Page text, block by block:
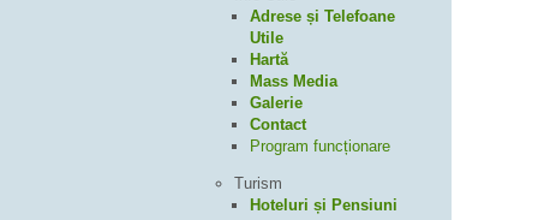
Adrese și Telefoane
Utile
Hartă
Mass Media
Galerie
Contact
Program funcționare
Turism
Hoteluri și Pensiuni